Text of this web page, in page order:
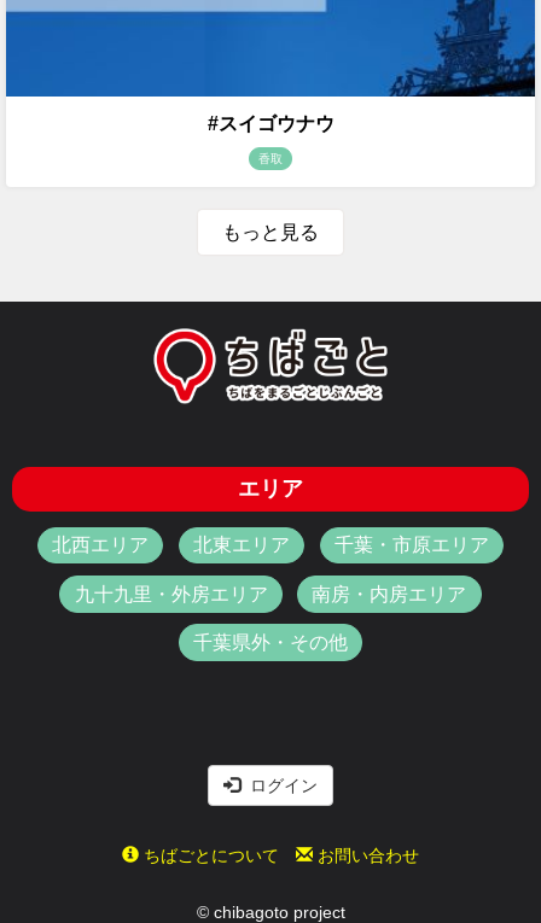
#スイゴウナウ
香取
もっと見る
エリア
北西エリア 北東エリア 千葉・市原エリア
九十九里・外房エリア 南房・内房エリア
千葉県外・その他
ログイン
ちばごとについて お問い合わせ
© chibagoto project